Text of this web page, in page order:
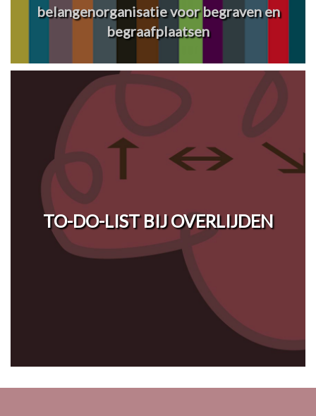
belangenorganisatie voor begraven en
begraafplaatsen
TO-DO-LIST BIJ OVERLIJDEN